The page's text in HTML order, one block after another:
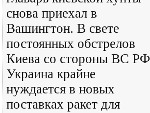
снова приехал в
Вашингтон. В свете
постоянных обстрелов
Киева со стороны ВС РФ
Украина крайне
нуждается в новых
поставках ракет для